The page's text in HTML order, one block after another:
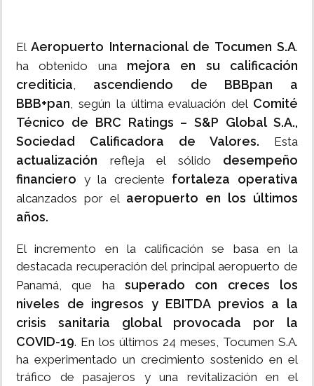
El Aeropuerto Internacional de Tocumen S.A.
ha obtenido unamejora en su calificación
crediticia, ascendiendo de BBBpan a
BBB+pan, según la última evaluación del Comité
Técnico de BRC Ratings – S&P Global S.A.,
Sociedad Calificadora de Valores. Esta
actualización refleja el sólido desempeño
financiero y la creciente fortaleza operativa
alcanzados por el aeropuerto en los últimos
años.
El incremento en la calificación se basa en la
destacada recuperación del principal aeropuerto de
Panamá, que ha superado con creces los
niveles de ingresos y EBITDA previos a la
crisis sanitaria global provocada por la
COVID-19. En los últimos 24 meses, Tocumen S.A.
ha experimentado un crecimiento sostenido en el
tráfico de pasajeros y una revitalización en el